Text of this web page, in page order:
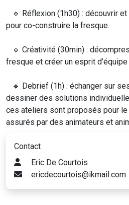
🔹 Réflexion (1h30) : découvrir
pour co-construire la fresque.
🔹 Créativité (30min) :
fresque et créer un esprit d’équipe
🔹 Debrief (1h) : échanger sur
dessiner des solutions
ces ateliers sont proposés pour
assurés par des animateurs et
Contact
Eric De Courtois
ericdecourtois@ikmail.com